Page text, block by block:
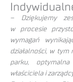
– Dziękujemy
w procesie
wymagań
działalności, w tym
parku,
właściciela i